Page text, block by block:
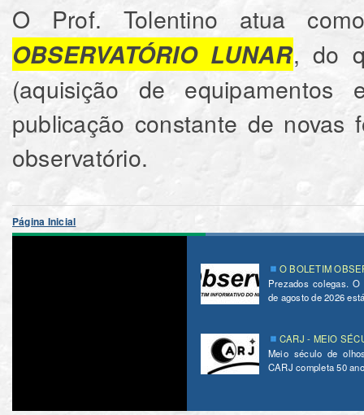
O Prof. Tolentino atua
OBSERVATÓRIO LUNAR, do
(aquisição de equipamentos
publicação constante de
observatório.
Página Inicial
O BOLETIM
Prezados colegas.
de agosto de 2026
CARJ - MEIO
Meio século de
CARJ completa 50